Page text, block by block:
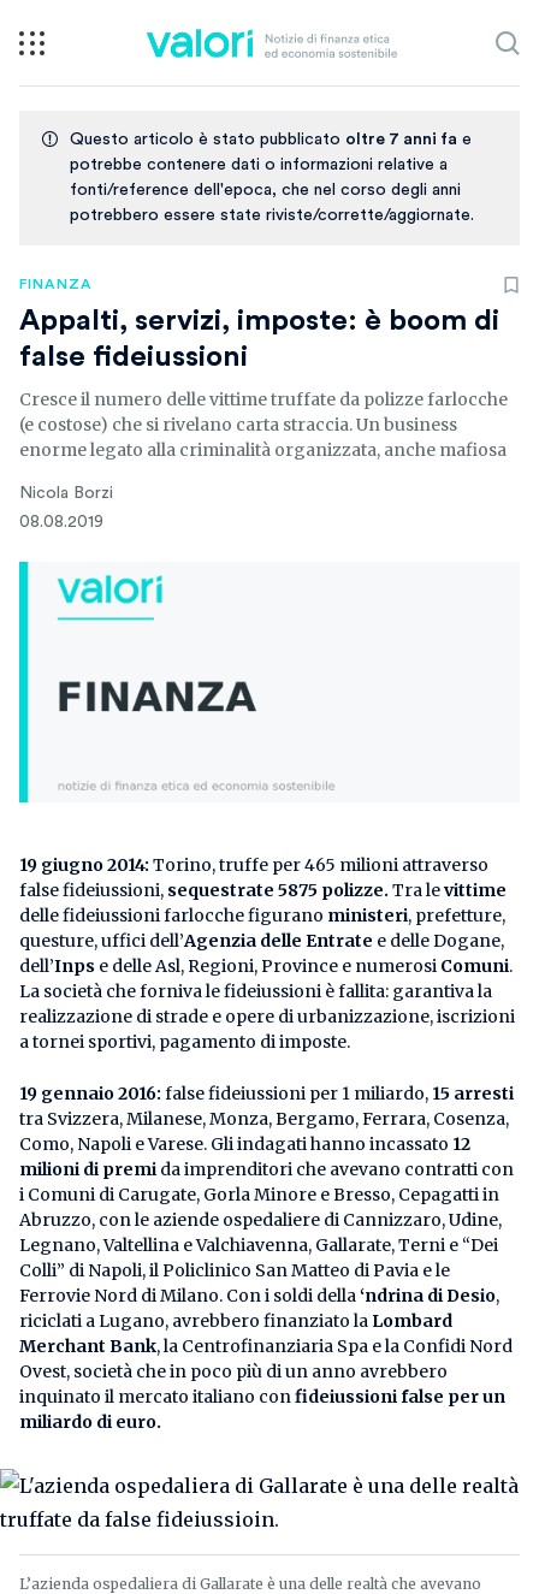
Questo articolo è stato pubblicato oltre 7 anni fa e
potrebbe contenere dati o informazioni relative a
fonti/reference dell'epoca, che nel corso degli anni
potrebbero essere state riviste/corrette/aggiornate.
FINANZA
Appalti, servizi, imposte: è boom di
false fideiussioni
Cresce il numero delle vittime truffate da polizze farlocche
(e costose) che si rivelano carta straccia. Un business
enorme legato alla criminalità organizzata, anche mafiosa
Nicola Borzi
08.08.2019
19 giugno 2014: Torino, truffe per 465 milioni attraverso
false fideiussioni, sequestrate 5875 polizze. Tra levittime
delle fideiussioni farlocche figurano ministeri, prefetture,
questure, uffici dell’Agenzia delle Entrate e delle Dogane,
dell’Inps e delle Asl, Regioni, Province e numerosi Comuni.
La società che forniva le fideiussioni è fallita: garantiva la
realizzazione di strade e opere di urbanizzazione, iscrizioni
a tornei sportivi, pagamento di imposte.
19 gennaio 2016: false fideiussioni per 1 miliardo, 15 arresti
tra Svizzera, Milanese, Monza, Bergamo, Ferrara, Cosenza,
Como, Napoli e Varese. Gli indagati hanno incassato 12
milioni di premi da imprenditori che avevano contratti con
i Comuni di Carugate, Gorla Minore e Bresso, Cepagatti in
Abruzzo, con le aziende ospedaliere di Cannizzaro, Udine,
Legnano, Valtellina e Valchiavenna, Gallarate, Terni e “Dei
Colli” di Napoli, il Policlinico San Matteo di Pavia e le
Ferrovie Nord di Milano. Con i soldi della‘ndrina di Desio,
riciclati a Lugano, avrebbero finanziato la Lombard
Merchant Bank, la Centrofinanziaria Spa e la Confidi Nord
Ovest, società che in poco più di un anno avrebbero
inquinato il mercato italiano confideiussioni false per un
miliardo di euro.
L’azienda ospedaliera di Gallarate è una delle realtà che avevano